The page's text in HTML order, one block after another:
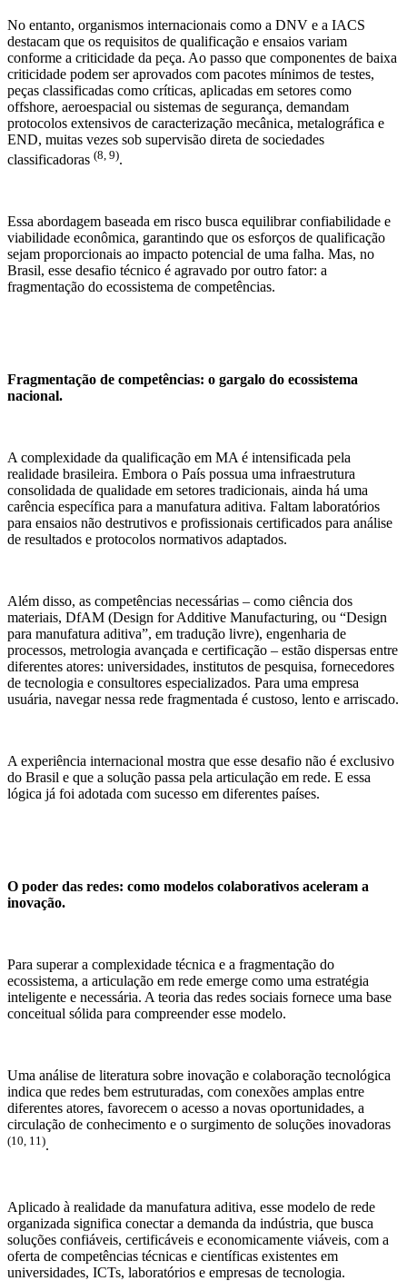
No entanto, organismos internacionais como a DNV e a IACS
destacam que os requisitos de qualificação e ensaios variam
conforme a criticidade da peça. Ao passo que componentes de baixa
criticidade podem ser aprovados com pacotes mínimos de testes,
peças classificadas como críticas, aplicadas em setores como
offshore, aeroespacial ou sistemas de segurança, demandam
protocolos extensivos de caracterização mecânica, metalográfica e
END, muitas vezes sob supervisão direta de sociedades
classificadoras (8, 9).
Essa abordagem baseada em risco busca equilibrar confiabilidade e
viabilidade econômica, garantindo que os esforços de qualificação
sejam proporcionais ao impacto potencial de uma falha. Mas, no
Brasil, esse desafio técnico é agravado por outro fator: a
fragmentação do ecossistema de competências.
Fragmentação de competências: o gargalo do ecossistema
nacional.
A complexidade da qualificação em MA é intensificada pela
realidade brasileira. Embora o País possua uma infraestrutura
consolidada de qualidade em setores tradicionais, ainda há uma
carência específica para a manufatura aditiva. Faltam laboratórios
para ensaios não destrutivos e profissionais certificados para análise
de resultados e protocolos normativos adaptados.
Além disso, as competências necessárias – como ciência dos
materiais, DfAM (Design for Additive Manufacturing, ou “Design
para manufatura aditiva”, em tradução livre), engenharia de
processos, metrologia avançada e certificação – estão dispersas entre
diferentes atores: universidades, institutos de pesquisa, fornecedores
de tecnologia e consultores especializados. Para uma empresa
usuária, navegar nessa rede fragmentada é custoso, lento e arriscado.
A experiência internacional mostra que esse desafio não é exclusivo
do Brasil e que a solução passa pela articulação em rede. E essa
lógica já foi adotada com sucesso em diferentes países.
O poder das redes: como modelos colaborativos aceleram a
inovação.
Para superar a complexidade técnica e a fragmentação do
ecossistema, a articulação em rede emerge como uma estratégia
inteligente e necessária. A teoria das redes sociais fornece uma base
conceitual sólida para compreender esse modelo.
Uma análise de literatura sobre inovação e colaboração tecnológica
indica que redes bem estruturadas, com conexões amplas entre
diferentes atores, favorecem o acesso a novas oportunidades, a
circulação de conhecimento e o surgimento de soluções inovadoras
(10, 11).
Aplicado à realidade da manufatura aditiva, esse modelo de rede
organizada significa conectar a demanda da indústria, que busca
soluções confiáveis, certificáveis e economicamente viáveis, com a
oferta de competências técnicas e científicas existentes em
universidades, ICTs, laboratórios e empresas de tecnologia.